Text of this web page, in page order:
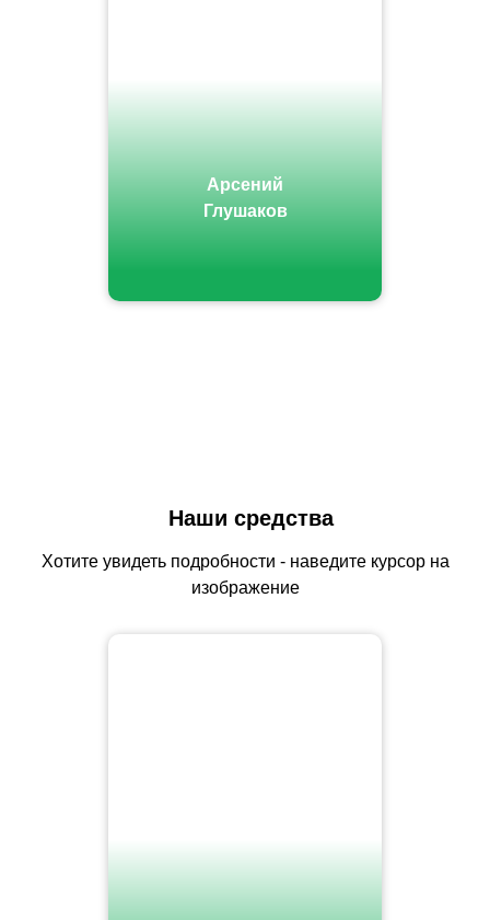
Арсений
Глушаков
Наши средства
Хотите увидеть подробности - наведите курсор на
изображение